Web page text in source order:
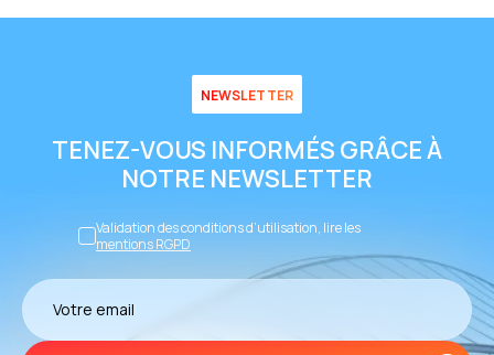
NEWSLETTER
TENEZ-VOUS INFORMÉS GRÂCE À
NOTRE NEWSLETTER
Validation des conditions d’utilisation, lire les
mentions RGPD